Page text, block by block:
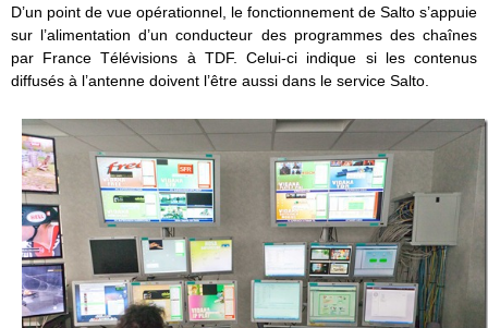
D’un point de vue opérationnel, le fonctionnement de Salto s’appuie
sur l’alimentation d’un conducteur des programmes des chaînes
par France Télévisions à TDF. Celui-ci indique si les contenus
diffusés à l’antenne doivent l’être aussi dans le service Salto.